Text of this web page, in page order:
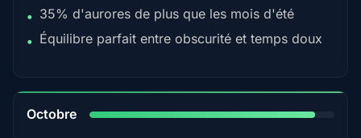
• 35% d'aurores de plus que les mois d'été
• Équilibre parfait entre obscurité et temps doux
Octobre